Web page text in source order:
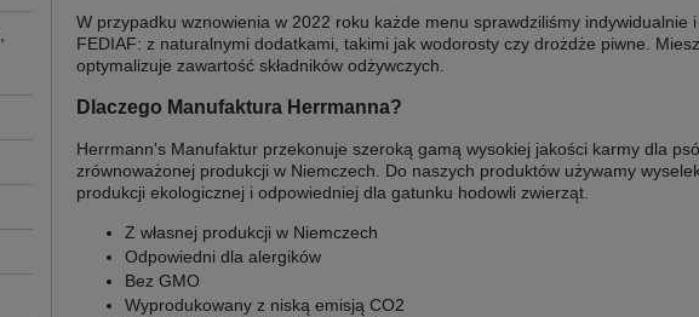
W przypadku wznowienia w 2022 roku każde menu sprawdziliśmy
FEDIAF: z naturalnymi dodatkami, takimi jak wodorosty czy drożdże piwne.
optymalizuje zawartość składników odżywczych.
Dlaczego Manufaktura Herrmanna?
Herrmann's Manufaktur przekonuje szeroką gamą wysokiej jakości karmy dla
zrównoważonej produkcji w Niemczech. Do naszych produktów używamy
produkcji ekologicznej i odpowiedniej dla gatunku hodowli zwierząt.
Z własnej produkcji w Niemczech
Odpowiedni dla alergików
Bez GMO
Wyprodukowany z niską emisją CO2